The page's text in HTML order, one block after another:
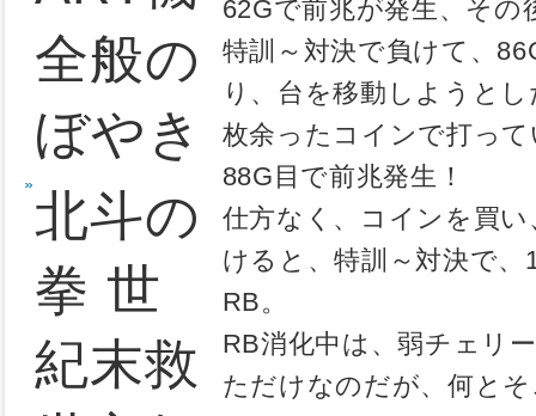
管理人
の紹介
ART機
全般の
まあ、金が
ればいいの
とりあえず
ればと思い
特訓～対決